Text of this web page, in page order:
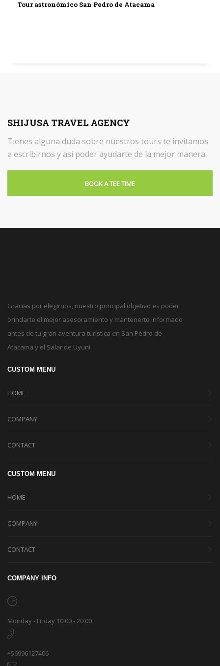
Tour astronómico San Pedro de Atacama
SHIJUSA TRAVEL AGENCY
Tienes alguna duda sobre nuestros tours te invitamos
a escribirnos y así poder ayudarte de la mejor manera
BOOK A TEE TIME
Gracias por elegirnos, nuestro principal objetivo es poder
brindarte el mejor asesoramiento y mantenerte informado
antes de tu gran aventura turística en San Pedro de
Atacama y el Salar de Uyuni
CUSTOM MENU
HOME
COMPANY
CONTACT
CUSTOM MENU
HOME
COMPANY
CONTACT
COMPANY INFO
Monday - Friday 10.00 - 20.00
+56996127406